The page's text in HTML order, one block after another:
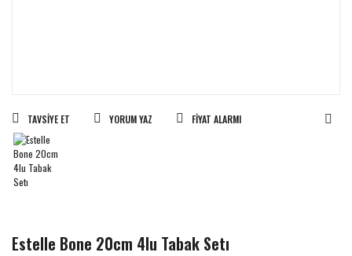
TAVSIYE ET YORUM YAZ FIYAT ALARMI
Estelle Bone 20cm 4lu Tabak Setı